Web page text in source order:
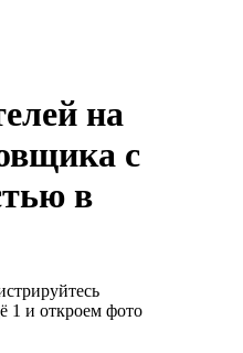
на
с
в
1 и откроем фото